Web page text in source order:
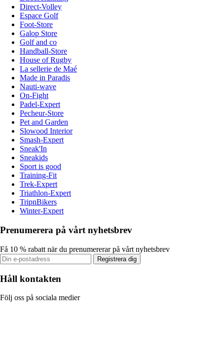
Direct-Volley
Espace Golf
Foot-Store
Galop Store
Golf and co
Handball-Store
House of Rugby
La sellerie de Maé
Made in Paradis
Nauti-wave
On-Fight
Padel-Expert
Pecheur-Store
Pet and Garden
Slowood Interior
Smash-Expert
Sneak'In
Sneakids
Sport is good
Training-Fit
Trek-Expert
Triathlon-Expert
TripnBikers
Winter-Expert
Prenumerera på vårt nyhetsbrev
Få 10 % rabatt när du prenumererar på vårt nyhetsbrev
Registrera dig
Håll kontakten
Följ oss på sociala medier